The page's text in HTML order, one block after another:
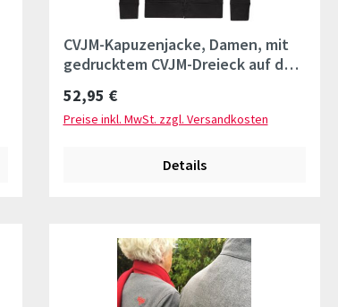
CVJM-Kapuzenjacke, Damen, mit
gedrucktem CVJM-Dreieck auf der
Regulärer Preis:
52,95 €
Preise inkl. MwSt. zzgl. Versandkosten
Details